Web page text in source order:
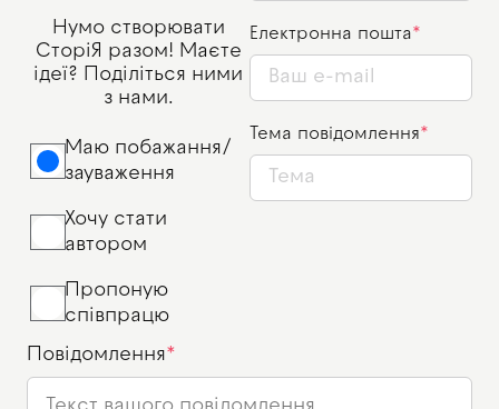
Нумо створювати
СторіЯ разом! Маєте
ідеї? Поділіться ними
з нами.
Маю побажання/
зауваження
Хочу стати
автором
Пропоную
співпрацю
Електронна пошта
Тема повідомлення
Повідомлення